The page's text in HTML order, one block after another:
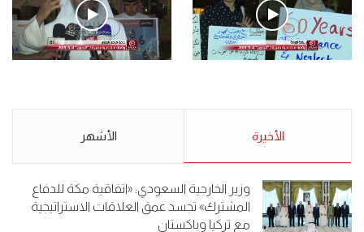
.وقفة احتجاجية رمزية لـ”#البدون” في ساحة الإرادة 4-5-2019.
الأحد 5 مايو 2019
5-2019.
نبيع مخدرات يعني ولا خمر؟!.
الأخيرة الأشهر
وزير الخارجية السعودي: «اتفاقية مكة للدفاع
المشترك» تجسد عمق العلاقات الاستراتيجية
مع تركيا وباكستان